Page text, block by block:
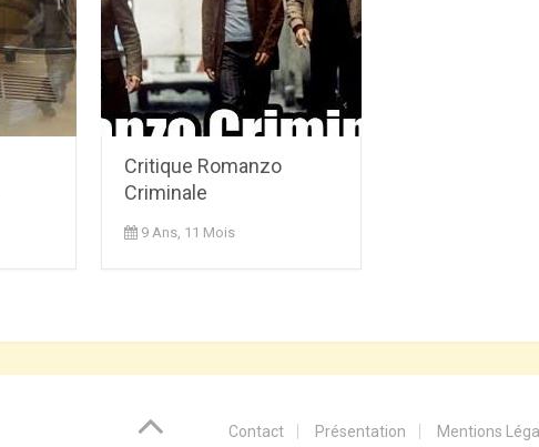
Critique Romanzo
Criminale
9 Ans, 11 Mois
Contact Présentation Mentions